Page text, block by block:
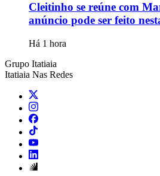
Cleitinho se reúne com
anúncio pode ser feito
Há 1 hora
Grupo Itatiaia
Itatiaia Nas Redes